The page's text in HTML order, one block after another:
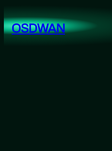
至
内OSDWAN